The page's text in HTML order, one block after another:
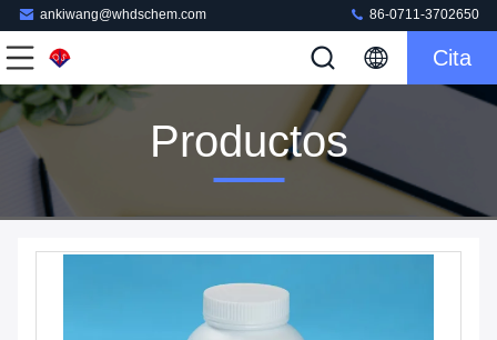
ankiwang@whdschem.com 86-0711-3702650
Cita
Productos